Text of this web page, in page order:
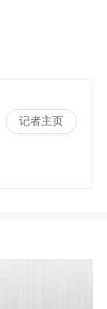
记者主页